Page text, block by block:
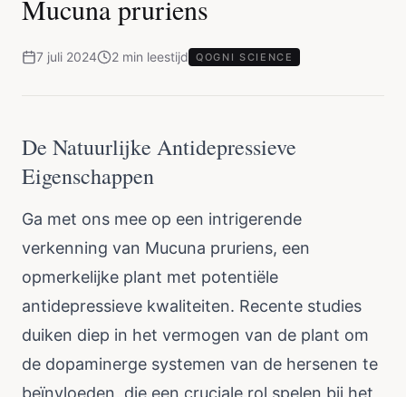
Mucuna pruriens
7 juli 2024 2 min leestijd QOGNI SCIENCE
De Natuurlijke Antidepressieve
Eigenschappen
Ga met ons mee op een intrigerende
verkenning van Mucuna pruriens, een
opmerkelijke plant met potentiële
antidepressieve kwaliteiten. Recente studies
duiken diep in het vermogen van de plant om
de dopaminerge systemen van de hersenen te
beïnvloeden, die een cruciale rol spelen bij het